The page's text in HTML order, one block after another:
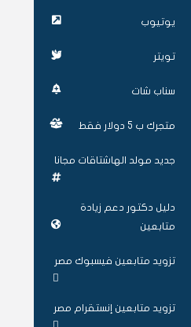
يوتيوب
تويتر
سناب شات
متجرك ب 5 دولار فقط
جديد مولد الهاشتاقات مجانا
دليل دكتور دعم زيادة
متابعين
تزويد متابعين فيسبوك مصر
تزويد متابعين إنستقرام مصر